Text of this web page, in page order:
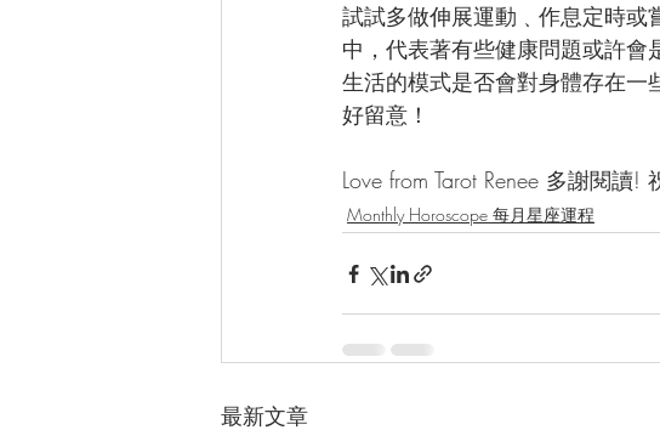
試試多做伸展運動﹑作息定時
中，代表著有些健康問題或許
生活的模式是否會對身體存在
好留意！
Love from Tarot Renee 多謝閱讀!
Monthly Horoscope 每月星座運程
最新文章